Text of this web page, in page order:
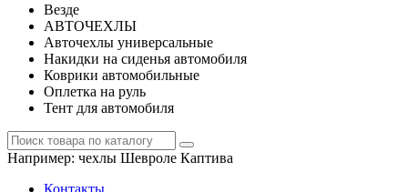
Везде
АВТОЧЕХЛЫ
Авточехлы универсальные
Накидки на сиденья автомобиля
Коврики автомобильные
Оплетка на руль
Тент для автомобиля
Например: чехлы Шевроле Каптива
Контакты